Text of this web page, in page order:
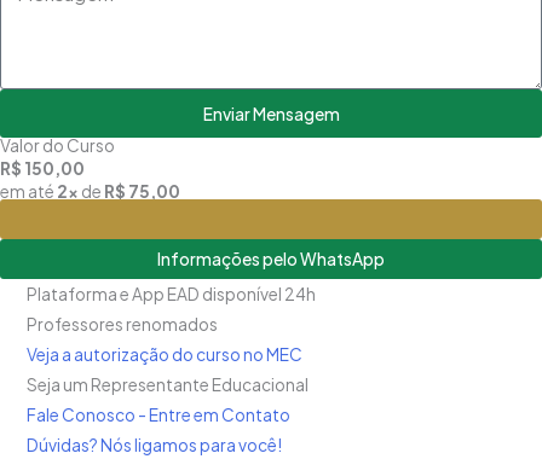
Enviar Mensagem
Valor do Curso
R$ 150,00
em até 2x de R$ 75,00
Informações pelo WhatsApp
Plataforma e App EAD disponível 24h
Professores renomados
Veja a autorização do curso no MEC
Seja um Representante Educacional
Fale Conosco - Entre em Contato
Dúvidas? Nós ligamos para você!